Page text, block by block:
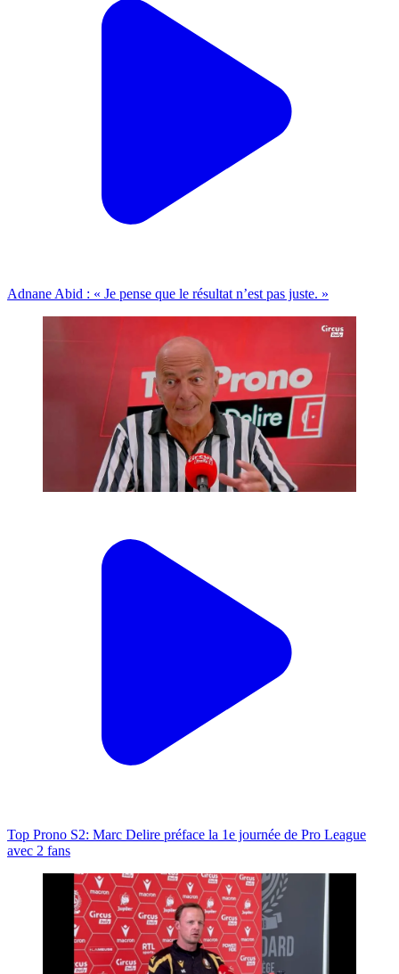
Adnane Abid : « Je pense que le résultat n’est pas juste. »
Top Prono S2: Marc Delire préface la 1e journée de Pro League
avec 2 fans